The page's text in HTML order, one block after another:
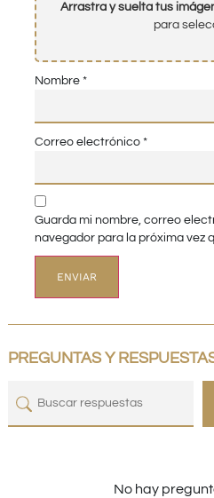
Arrastra y suelta tus
para
Nombre *
Correo electrónico *
Guarda mi nombre, correo
navegador para la próxima vez
PREGUNTAS Y
No hay